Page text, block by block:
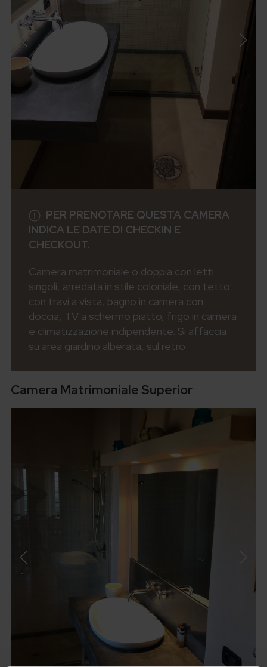
PER PRENOTARE QUESTA CAMERA
INDICA LE DATE DI CHECKIN E
CHECKOUT.
Camera matrimoniale o doppia con letti
singoli, arredata in stile coloniale, con tetto
con travi a vista, bagno in camera con
doccia, TV a schermo piatto, frigo in camera
e climatizzazione indipendente. Si affaccia
su area giardino alberata, sul retro
Camera Matrimoniale Superior